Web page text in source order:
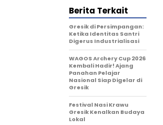
Berita Terkait
Gresik di Persimpangan:
Ketika Identitas Santri
Digerus Industrialisasi
WAGOS Archery Cup 2026
Kembali Hadir! Ajang
Panahan Pelajar
Nasional Siap Digelar di
Gresik
Festival Nasi Krawu
Gresik Kenalkan Budaya
Lokal